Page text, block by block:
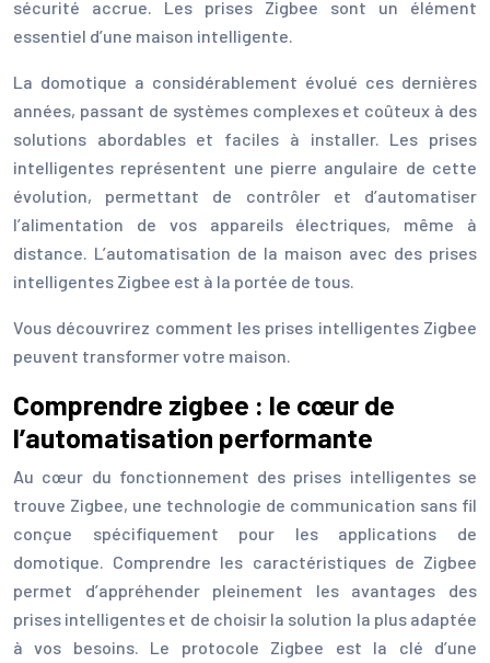
sécurité accrue. Les prises Zigbee sont un élément
essentiel d’une maison intelligente.
La domotique a considérablement évolué ces dernières
années, passant de systèmes complexes et coûteux à des
solutions abordables et faciles à installer. Les prises
intelligentes représentent une pierre angulaire de cette
évolution, permettant de contrôler et d’automatiser
l’alimentation de vos appareils électriques, même à
distance. L’automatisation de la maison avec des prises
intelligentes Zigbee est à la portée de tous.
Vous découvrirez comment les prises intelligentes Zigbee
peuvent transformer votre maison.
Comprendre zigbee : le cœur de
l’automatisation performante
Au cœur du fonctionnement des prises intelligentes se
trouve Zigbee, une technologie de communication sans fil
conçue spécifiquement pour les applications de
domotique. Comprendre les caractéristiques de Zigbee
permet d’appréhender pleinement les avantages des
prises intelligentes et de choisir la solution la plus adaptée
à vos besoins. Le protocole Zigbee est la clé d’une